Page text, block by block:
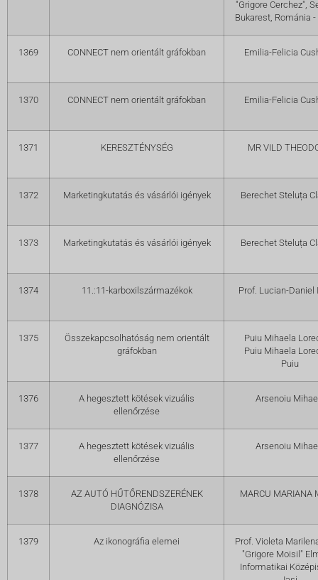
"Grigore Cerchez",
Bukarest, Románia
1369 CONNECT nem orientált gráfokban Emilia-Felicia
1370 CONNECT nem orientált gráfokban Emilia-Felicia
1371 KERESZTÉNYSÉG MR VILD
1372 Marketingkutatás és vásárlói igények Berechet Steluța
1373 Marketingkutatás és vásárlói igények Berechet Steluța
1374 11.:11-karboxilszármazékok Prof. Lucian-Daniel
1375
Összekapcsolhatóság nem orientált
gráfokban
Puiu Mihaela
Puiu Mihaela
Puiu
1376
A hegesztett kötések vizuális
ellenőrzése
Arsenoiu
1377
A hegesztett kötések vizuális
ellenőrzése
Arsenoiu
1378
AZ AUTÓ HŰTŐRENDSZERÉNEK
DIAGNÓZISA
MARCU MARIANA
1379 Az ikonográfia elemei
Prof. Violeta
"Grigore Moisil"
Informatikai